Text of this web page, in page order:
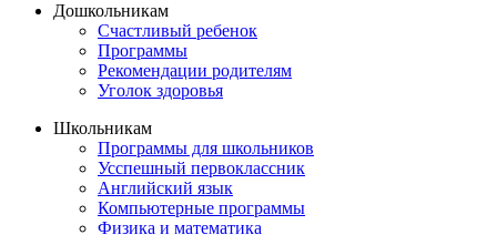
Дошкольникам
Счастливый ребенок
Программы
Рекомендации родителям
Уголок здоровья
Школьникам
Программы для школьников
Усспешный первоклассник
Английский язык
Компьютерные программы
Физика и математика